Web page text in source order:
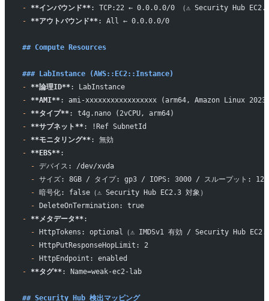
- **インバウンド**: TCP:22 ← 0.0.0.0/0 （⚠️ Security Hub
- **アウトバウンド**: All ← 0.0.0.0/0
## Compute Resources
### LabInstance (AWS::EC2::Instance)
- **論理ID**: LabInstance
- **AMI**: ami-xxxxxxxxxxxxxxxxx (arm64, Amazon Linux
- **タイプ**: t4g.nano (2vCPU, arm64)
- **サブネット**: !Ref SubnetId
- **モニタリング**: 無効
- **EBS**:
  -
デバイス: /dev/xvda
  -
サイズ: 8GB / タイプ: gp3 / IOPS: 3000 / スループット:
  -
暗号化: false（⚠️ Security Hub EC2.3 対象）
  -
DeleteOnTermination: true
- **メタデータ**:
  -
HttpTokens: optional（⚠️ IMDSv1 有効 / Security Hub
  -
HttpPutResponseHopLimit: 2
  -
HttpEndpoint: enabled
- **タグ**: Name=weak-ec2-lab
## Security Hub 検出マッピング